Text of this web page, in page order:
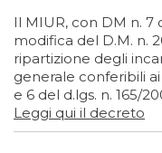
Il MIUR, con DM n. 7
modifica del D.M. n.
ripartizione degli
generale conferibili
e 6 del d.lgs. n. 165/
Leggi qui il decreto